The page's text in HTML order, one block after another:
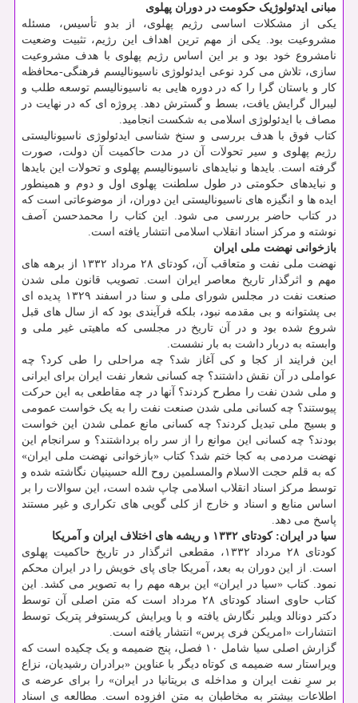
مبانی ایدئولوژیک حکومت در دوران پهلوی
یکی از مشکلات اساسی رژیم پهلوی، از بدو تأسیس، مسئله
مشروعیت بود. یکی از مهم ترین اهداف این رژیم، تثبیت وضعیت
نامشروع خود بود و بر این اساس رژیم پهلوی با هدف مشروعیت
سازی، تلاش می کرد نوعی ایدئولوژی ناسیونالیسم فرهنگی-محافظه
کار و باستان گرا را که در دوره هایی به ناسیونالیسم توسعه طلب و
لیبرال گرایش یافت، بسط و گسترش دهد. پروژه ای که در نهایت در
مصاف با ایدئولوژی اسلامی به شکست انجامید.
کتاب فوق با هدف بررسی و سنخ شناسی ایدئولوژی ناسیونالیستی
رژیم پهلوی و سیر تحولات آن در مدت حاکمیت آن دولت، صورت
گرفته است. بایدها و نبایدهای ناسیونالیسم پهلوی و تحولات این بایدها
و نبایدهای حکومتی در طول سلطنت پهلوی اول و دوم و همینطور
ایده ها و انگیزه های ناسیونالیستی این دوران، از موضوعاتی است که
در کتاب حاضر بررسی می شود. این کتاب را محمدحسن آصف
نوشته و مرکز اسناد انقلاب اسلامی انتشار یافته است.
بازخوانی نهضت ملی ایران
نهضت ملی نفت و متعاقب آن، کودتای ۲۸ مرداد ۱۳۳۲ از برهه های
مهم و اثرگذار تاریخ معاصر ایران است. تصویب قانون ملی شدن
صنعت نفت در مجلس شورای ملی و سنا در اسفند ۱۳۲۹ پدیده ای
بی پشتوانه و بی مقدمه نبود، بلکه فرآیندی بود که از سال های قبل
شروع شده بود و در آن تاریخ در مجلسی که ماهیتی غیر ملی و
وابسته به دربار داشت به بار نشست.
این فرایند از کجا و کی آغاز شد؟ چه مراحلی را طی کرد؟ چه
عواملی در آن نقش داشتند؟ چه کسانی شعار نفت ایران برای ایرانی
و ملی شدن نفت را مطرح کردند؟ آنها در چه مقاطعی به این حرکت
پیوستند؟ چه کسانی ملی شدن صنعت نفت را به یک خواست عمومی
و بسیج ملی تبدیل کردند؟ چه کسانی مانع عملی شدن این خواست
بودند؟ چه کسانی این موانع را از سر راه برداشتند؟ و سرانجام این
نهضت مردمی به کجا ختم شد؟ کتاب «بازخوانی نهضت ملی ایران»
که به قلم حجت الاسلام والمسلمین روح الله حسینیان نگاشته شده و
توسط مرکز اسناد انقلاب اسلامی چاپ شده است، این سوالات را بر
اساس منابع و اسناد و خارج از کلی گویی های تکراری و غیر مستند
پاسخ می دهد.
سیا در ایران: کودتای ۱۳۳۲ و ریشه های اختلاف ایران و آمریکا
کودتای ۲۸ مرداد ۱۳۳۲، مقطعی اثرگذار در تاریخ حاکمیت پهلوی
است. از این دوران به بعد، آمریکا جای پای خویش را در ایران محکم
نمود. کتاب «سیا در ایران» این برهه مهم را به تصویر می کشد. این
کتاب حاوی اسناد کودتای ۲۸ مرداد است که متن اصلی آن توسط
دکتر دونالد ویلبر نگارش یافته و با ویرایش کریستوفر پتریک توسط
انتشارات «امریکن فری پرس» انتشار یافته است.
گزارش اصلی سیا شامل ۱۰ فصل، پنج ضمیمه و یک چکیده است که
ویراستار سه ضمیمه ی کوتاه دیگر با عناوین «برادران رشیدیان، نزاع
بر سرِ نفت ایران و مداخله ی بریتانیا در ایران» را برای عرضه ی
اطلاعات بیشتر به مخاطبان به متن افزوده است. مطالعه ی اسناد